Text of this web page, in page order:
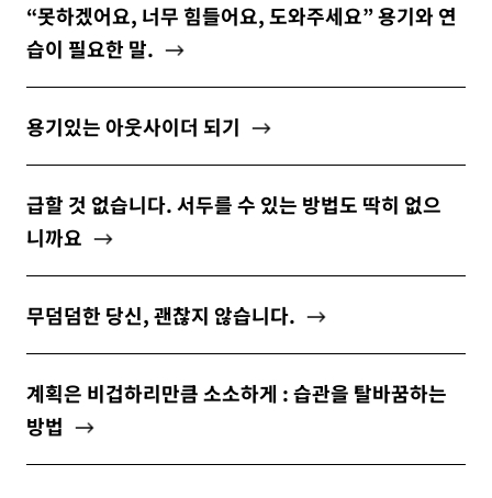
“못하겠어요, 너무 힘들어요, 도와주세요” 용기와 연
습이 필요한 말.
용기있는 아웃사이더 되기
급할 것 없습니다. 서두를 수 있는 방법도 딱히 없으
니까요
무덤덤한 당신, 괜찮지 않습니다.
계획은 비겁하리만큼 소소하게 : 습관을 탈바꿈하는
방법